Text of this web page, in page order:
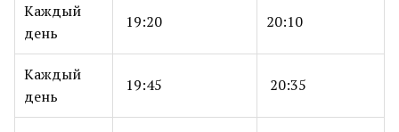
Каждый
день
19:20 20:10
Каждый
день
19:45 20:35